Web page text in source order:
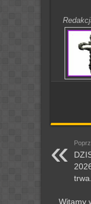
Witamy